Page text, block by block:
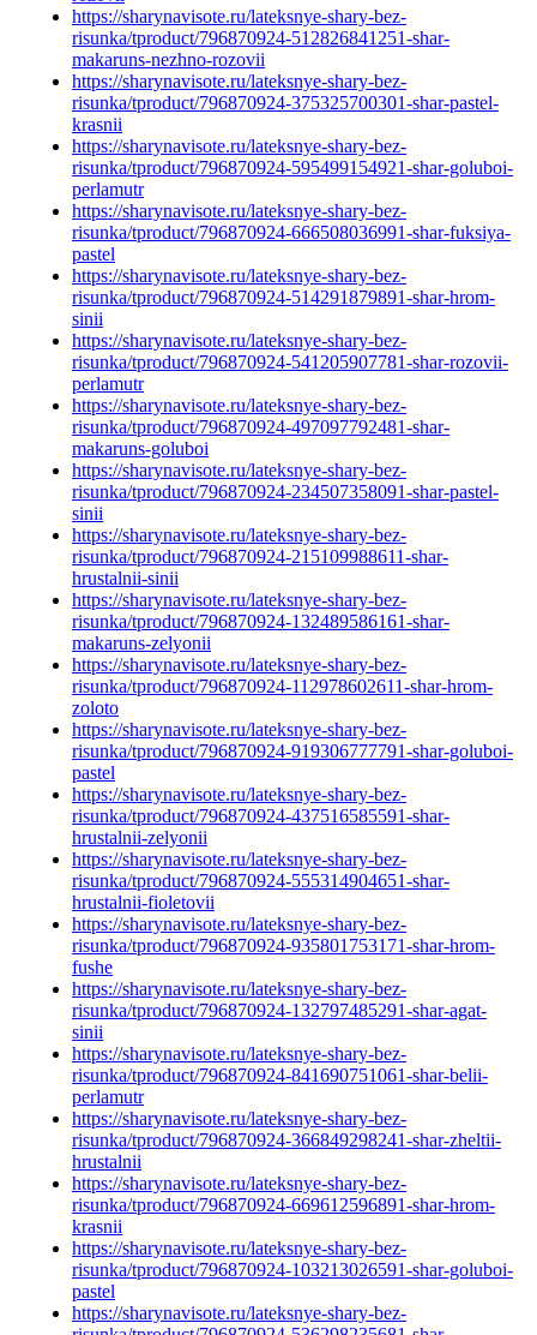
https://sharynavisote.ru/lateksnye-shary-bez-
risunka/tproduct/796870924-512826841251-shar-
makaruns-nezhno-rozovii
https://sharynavisote.ru/lateksnye-shary-bez-
risunka/tproduct/796870924-375325700301-shar-pastel-
krasnii
https://sharynavisote.ru/lateksnye-shary-bez-
risunka/tproduct/796870924-595499154921-shar-goluboi-
perlamutr
https://sharynavisote.ru/lateksnye-shary-bez-
risunka/tproduct/796870924-666508036991-shar-fuksiya-
pastel
https://sharynavisote.ru/lateksnye-shary-bez-
risunka/tproduct/796870924-514291879891-shar-hrom-
sinii
https://sharynavisote.ru/lateksnye-shary-bez-
risunka/tproduct/796870924-541205907781-shar-rozovii-
perlamutr
https://sharynavisote.ru/lateksnye-shary-bez-
risunka/tproduct/796870924-497097792481-shar-
makaruns-goluboi
https://sharynavisote.ru/lateksnye-shary-bez-
risunka/tproduct/796870924-234507358091-shar-pastel-
sinii
https://sharynavisote.ru/lateksnye-shary-bez-
risunka/tproduct/796870924-215109988611-shar-
hrustalnii-sinii
https://sharynavisote.ru/lateksnye-shary-bez-
risunka/tproduct/796870924-132489586161-shar-
makaruns-zelyonii
https://sharynavisote.ru/lateksnye-shary-bez-
risunka/tproduct/796870924-112978602611-shar-hrom-
zoloto
https://sharynavisote.ru/lateksnye-shary-bez-
risunka/tproduct/796870924-919306777791-shar-goluboi-
pastel
https://sharynavisote.ru/lateksnye-shary-bez-
risunka/tproduct/796870924-437516585591-shar-
hrustalnii-zelyonii
https://sharynavisote.ru/lateksnye-shary-bez-
risunka/tproduct/796870924-555314904651-shar-
hrustalnii-fioletovii
https://sharynavisote.ru/lateksnye-shary-bez-
risunka/tproduct/796870924-935801753171-shar-hrom-
fushe
https://sharynavisote.ru/lateksnye-shary-bez-
risunka/tproduct/796870924-132797485291-shar-agat-
sinii
https://sharynavisote.ru/lateksnye-shary-bez-
risunka/tproduct/796870924-841690751061-shar-belii-
perlamutr
https://sharynavisote.ru/lateksnye-shary-bez-
risunka/tproduct/796870924-366849298241-shar-zheltii-
hrustalnii
https://sharynavisote.ru/lateksnye-shary-bez-
risunka/tproduct/796870924-669612596891-shar-hrom-
krasnii
https://sharynavisote.ru/lateksnye-shary-bez-
risunka/tproduct/796870924-103213026591-shar-goluboi-
pastel
https://sharynavisote.ru/lateksnye-shary-bez-